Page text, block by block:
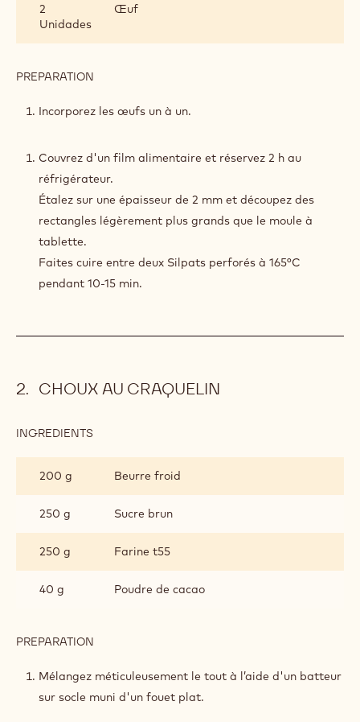
2
Unidades
Œuf
PREPARATION
CROUSTILLANT
Incorporez les œufs un à un.
Couvrez d'un film alimentaire et réservez 2 h au
réfrigérateur.
Étalez sur une épaisseur de 2 mm et découpez des
rectangles légèrement plus grands que le moule à
tablette.
Faites cuire entre deux Silpats perforés à 165°C
pendant 10-15 min.
CHOUX AU CRAQUELIN
INGREDIENTS
CRAQUELIN
200 g Beurre froid
250 g Sucre brun
250 g Farine t55
40 g Poudre de cacao
PREPARATION
AU
Mélangez méticuleusement le tout à l’aide d'un batteur
sur socle muni d'un fouet plat.